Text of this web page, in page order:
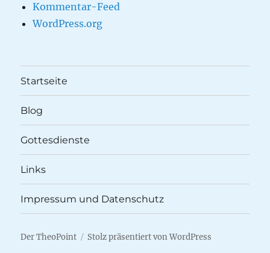
Kommentar-Feed
WordPress.org
Startseite
Blog
Gottesdienste
Links
Impressum und Datenschutz
Der TheoPoint Stolz präsentiert von WordPress